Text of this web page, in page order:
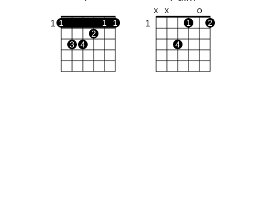
1 1 1
1
2
3
4
X X O
1 1 2
4